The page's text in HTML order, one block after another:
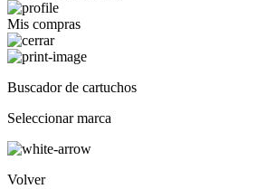
Mis compras
Buscador de cartuchos
Seleccionar marca
Volver